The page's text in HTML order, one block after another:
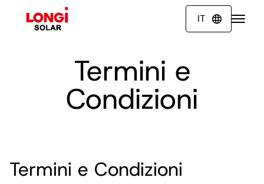
IT 
Termini e
Condizioni
Termini e Condizioni